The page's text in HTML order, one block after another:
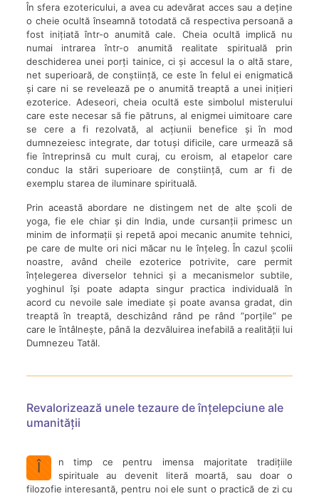
În sfera ezotericului, a avea cu adevărat acces sau a deține
o cheie ocultă înseamnă totodată că respectiva persoană a
fost inițiată într-o anumită cale. Cheia ocultă implică nu
numai intrarea într-o anumită realitate spirituală prin
deschiderea unei porți tainice, ci și accesul la o altă stare,
net superioară, de conștiință, ce este în felul ei enigmatică
și care ni se revelează pe o anumită treaptă a unei inițieri
ezoterice. Adeseori, cheia ocultă este simbolul misterului
care este necesar să fie pătruns, al enigmei uimitoare care
se cere a fi rezolvată, al acțiunii benefice și în mod
dumnezeiesc integrate, dar totuși dificile, care urmează să
fie întreprinsă cu mult curaj, cu eroism, al etapelor care
conduc la stări superioare de conștiință, cum ar fi de
exemplu starea de iluminare spirituală.
Prin această abordare ne distingem net de alte școli de
yoga, fie ele chiar și din India, unde cursanții primesc un
minim de informații și repetă apoi mecanic anumite tehnici,
pe care de multe ori nici măcar nu le înțeleg. În cazul școlii
noastre, având cheile ezoterice potrivite, care permit
înțelegerea diverselor tehnici și a mecanismelor subtile,
yoghinul își poate adapta singur practica individuală în
acord cu nevoile sale imediate și poate avansa gradat, din
treaptă în treaptă, deschizând rând pe rând ”porțile” pe
care le întâlnește, până la dezvăluirea inefabilă a realității lui
Dumnezeu Tatăl.
Revalorizează unele tezaure de înțelepciune ale
umanității
Î
n timp ce pentru imensa majoritate tradițiile
spirituale au devenit literă moartă, sau doar o
filozofie interesantă, pentru noi ele sunt o practică de zi cu